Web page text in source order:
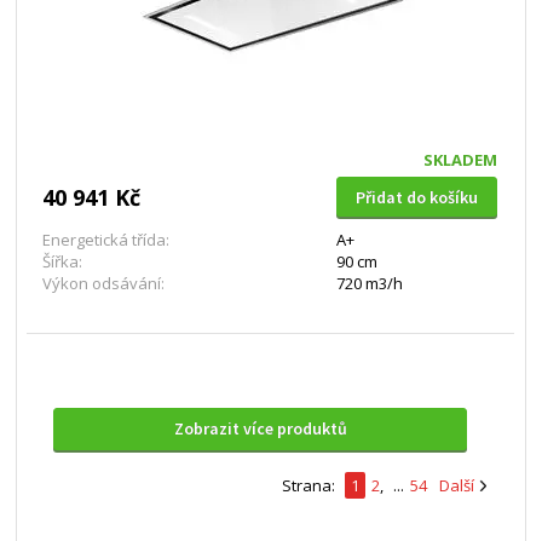
SKLADEM
40 941 Kč
Přidat do košíku
Energetická třída:
A+
Šířka:
90 cm
Výkon odsávání:
720 m3/h
Zobrazit více produktů
Strana: 1 2, ... 54 Další